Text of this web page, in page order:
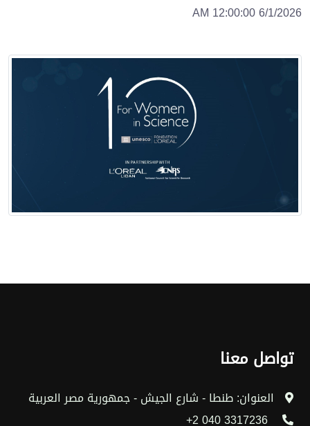
6/1/2026 12:00:00 AM
تواصل معنا
العنوان: طنطا - شارع الجيش - جمهورية مصر العربية